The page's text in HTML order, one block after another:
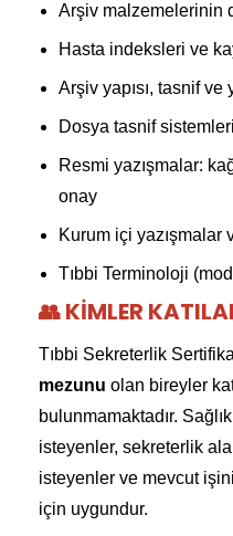
Arşiv malzemelerinin
Hasta indeksleri ve
Arşiv yapısı, tasnif ve
Dosya tasnif sistemleri
Resmi yazışmalar:
onay
Kurum içi yazışmalar
Tıbbi Terminoloji
👥 KIMLER
Tıbbi Sekreterlik
mezunu olan bireyler
bulunmamaktadır.
isteyenler, sekreterlik
isteyenler ve mevcut
için uygundur.